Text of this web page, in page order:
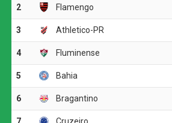
A melhor oportunidade antes do
Corinthians. Aos 23 minutos, Allan
preciso para Matheuzinho, que
O ritmo aumentou no segundo
voltou a ameaçar aos 20 minutos.
a bola no meio-campo e acionou Yuri